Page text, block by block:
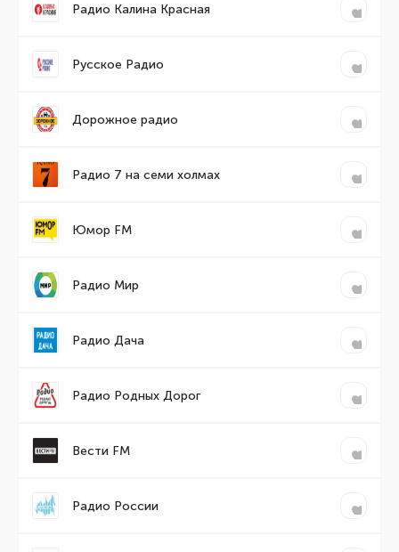
Радио Калина Красная
Русское Радио
Дорожное радио
Радио 7 на семи холмах
Юмор FM
Радио Мир
Радио Дача
Радио Родных Дорог
Вести FM
Радио России